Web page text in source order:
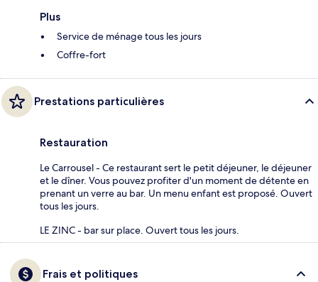
Plus
Service de ménage tous les jours
Coffre-fort
Prestations particulières
Restauration
Le Carrousel - Ce restaurant sert le petit déjeuner, le déjeuner
et le dîner. Vous pouvez profiter d'un moment de détente en
prenant un verre au bar. Un menu enfant est proposé. Ouvert
tous les jours.
LE ZINC - bar sur place. Ouvert tous les jours.
Frais et politiques